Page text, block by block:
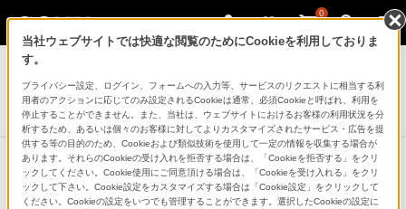
0
デジタルビデオカメラ ハンディカム
ACアダプター/チャージャー
AC-VQV10
当社ウェブサイトでは快適な閲覧のためにCookieを利用しておりま
す。
プライバシー設定、ログイン、フォームへの入力等、サービスのリクエストに相当する利
用者のアクションに応じてのみ設定されるCookieは通常、必須Cookieと呼ばれ、利用を
停止することができません。また、当社は、ウェブサイトにおけるお客様の利用状況を分
析するため、あるいは個々のお客様に対してよりカスタマイズされたサービス・広告を提
供する等の目的のため、Cookieおよび類似技術を使用して一定の情報を収集する場合が
あります。それらのCookieの受け入れを拒否する場合は、「Cookieを拒否する」をクリ
ックしてください。Cookie使用にご同意頂ける場合は、「Cookieを受け入れる」をクリ
ックして下さい。Cookie設定をカスタマイズする場合は「Cookie設定」をクリックして
ください。Cookieの設定をいつでも管理することができます。選択したCookieの設定に